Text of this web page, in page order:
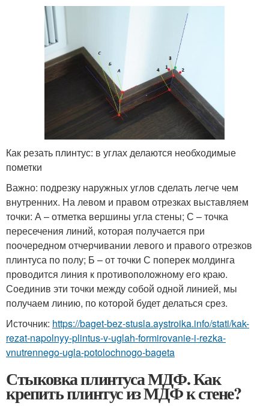
Как резать плинтус: в углах делаются необходимые
пометки
Важно: подрезку наружных углов сделать легче чем
внутренних. На левом и правом отрезках выставляем
точки: А – отметка вершины угла стены; С – точка
пересечения линий, которая получается при
поочередном отчерчивании левого и правого отрезков
плинтуса по полу; Б – от точки С поперек молдинга
проводится линия к противоположному его краю.
Соединив эти точки между собой одной линией, мы
получаем линию, по которой будет делаться срез.
Источник: https://baget-bez-stusla.aystroika.info/stati/kak-
rezat-napolnyy-plintus-v-uglah-formirovanie-i-rezka-
vnutrennego-ugla-potolochnogo-bageta
Стыковка плинтуса МДФ. Как
крепить плинтус из МДФ к стене?